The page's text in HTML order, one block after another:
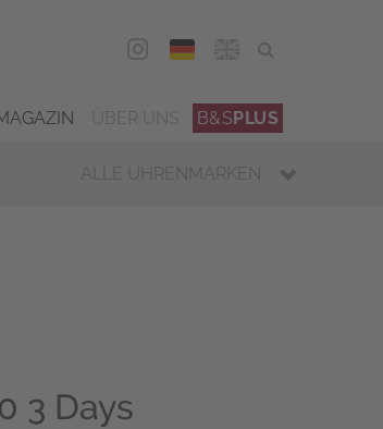
DEU
B&SPLUS
ALLE UHRENMARKEN
3 Days